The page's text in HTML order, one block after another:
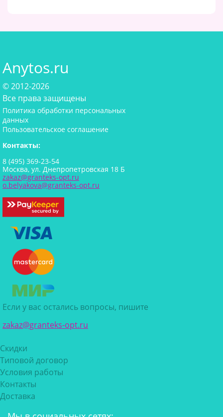
Anytos.ru
© 2012-2026
Все права защищены
Политика обработки персональных
данных
Пользовательское соглашение
Контакты:
8 (495) 369-23-54
Москва, ул. Днепропетровская 18 Б
zakaz@granteks-opt.ru
o.belyakova@granteks-opt.ru
Если у вас остались вопросы, пишите
zakaz@granteks-opt.ru
Скидки
Типовой договор
Условия работы
Контакты
Доставка